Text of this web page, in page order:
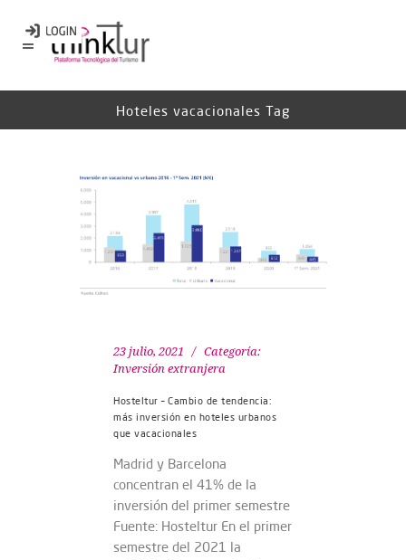
Hoteles vacacionales Tag
23 julio, 2021
Categoría:
Inversión extranjera
Hosteltur – Cambio de tendencia:
más inversión en hoteles urbanos
que vacacionales
Madrid y Barcelona
concentran el 41% de la
inversión del primer semestre
Fuente: Hosteltur En el primer
semestre del 2021 la